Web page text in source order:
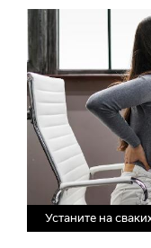
Устаните на